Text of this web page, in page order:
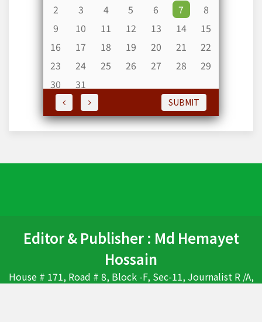
2
3 4 5 6 7
8
9
10 11 12 13 14
15
16
17 18 19 20 21
22
23
24 25 26 27 28
29
30
31
SUBMIT
Editor & Publisher : Md Hemayet
Hossain
House # 171, Road # 8, Block -F, Sec-11, Journalist R /A,